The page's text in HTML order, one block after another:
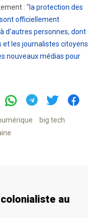
: " la protection des
officiellement
d’autres personnes, dont
les journalistes citoyens
nouveaux médias pour
big tech
au